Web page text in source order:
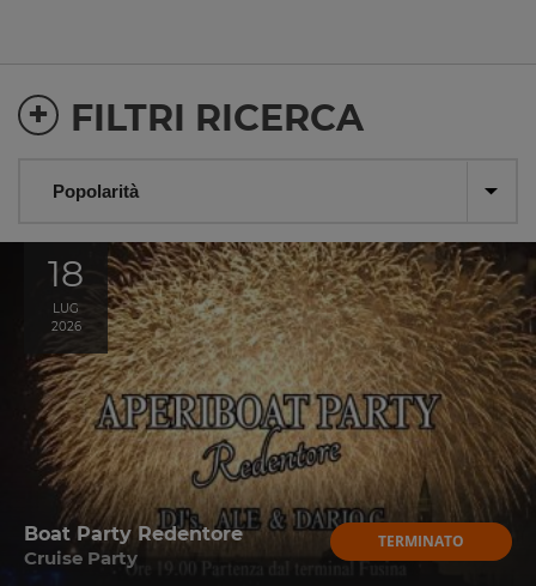
FILTRI RICERCA
+
18
LUG
2026
Boat Party Redentore
Cruise Party
TERMINATO